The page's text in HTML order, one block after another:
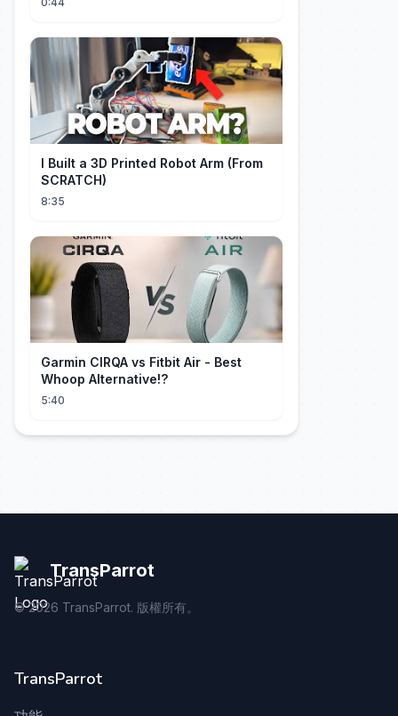
I Built a 3D Printed Robot Arm (From
SCRATCH)
8:35
Garmin CIRQA vs Fitbit Air - Best
Whoop Alternative!?
5:40
TransParrot
©2026 TransParrot. 版權所有。
TransParrot